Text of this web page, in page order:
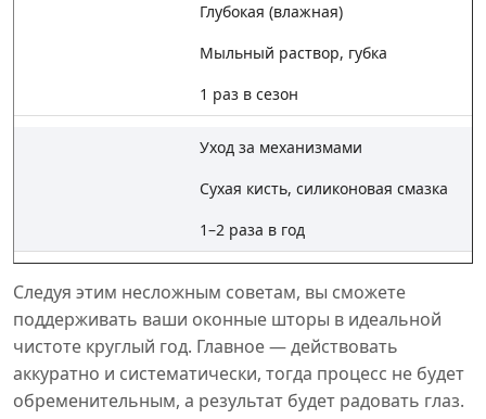
Глубокая (влажная)
Мыльный раствор, губка
1 раз в сезон
Уход за механизмами
Сухая кисть, силиконовая смазка
1–2 раза в год
Следуя этим несложным советам, вы сможете
поддерживать ваши оконные шторы в идеальной
чистоте круглый год. Главное — действовать
аккуратно и систематически, тогда процесс не будет
обременительным, а результат будет радовать глаз.